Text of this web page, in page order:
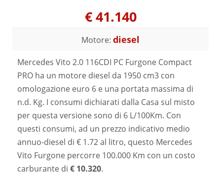
€41.140
Motore: diesel
Mercedes Vito 2.0 116CDI PC Furgone Compact
PRO ha un motore diesel da 1950 cm3 con
omologazione euro 6 e una portata massima di
n.d. Kg. I consumi dichiarati dalla Casa sul misto
per questa versione sono di 6 L/100Km. Con
questi consumi, ad un prezzo indicativo medio
annuo-diesel di € 1.72 al litro, questo Mercedes
Vito Furgone percorre 100.000 Km con un costo
carburante di € 10.320.